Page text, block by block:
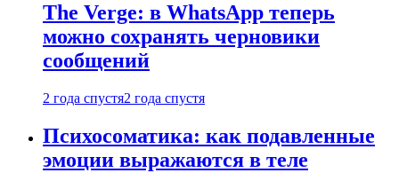
The Verge: в WhatsApp теперь
можно сохранять черновики
сообщений
2 года спустя2 года спустя
Психосоматика: как подавленные
эмоции выражаются в теле